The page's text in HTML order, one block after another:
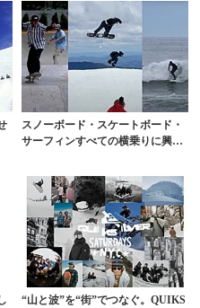
スノーボード・スケートボード・
サーフィンすべての横乗りに興ず
“山と波”を“街”でつなぐ。QUIKS